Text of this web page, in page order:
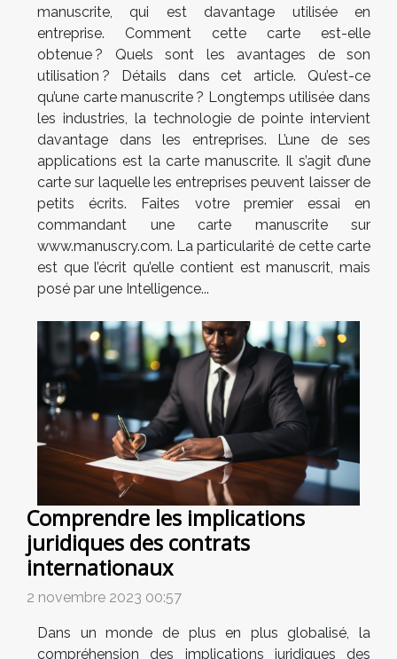
manuscrite, qui est davantage utilisée en
entreprise. Comment cette carte est-elle
obtenue ? Quels sont les avantages de son
utilisation ? Détails dans cet article. Qu’est-ce
qu’une carte manuscrite ? Longtemps utilisée dans
les industries, la technologie de pointe intervient
davantage dans les entreprises. L’une de ses
applications est la carte manuscrite. Il s’agit d’une
carte sur laquelle les entreprises peuvent laisser de
petits écrits. Faites votre premier essai en
commandant une carte manuscrite sur
www.manuscry.com. La particularité de cette carte
est que l’écrit qu’elle contient est manuscrit, mais
posé par une Intelligence...
Comprendre les implications
juridiques des contrats
internationaux
2 novembre 2023 00:57
Dans un monde de plus en plus globalisé, la
compréhension des implications juridiques des